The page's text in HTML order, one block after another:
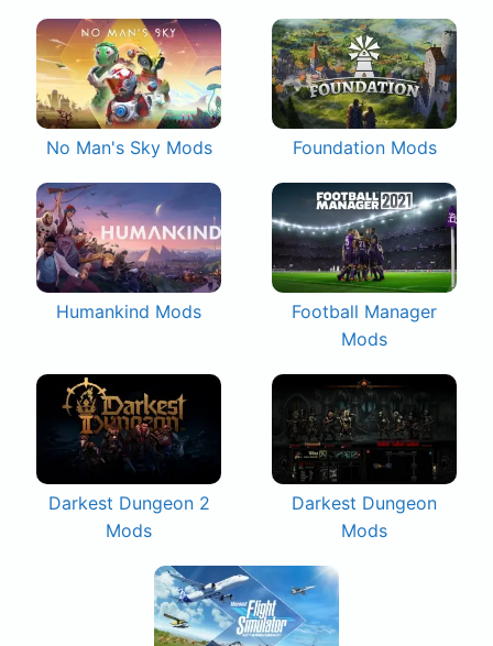
No Man's Sky Mods Foundation Mods
Humankind Mods
Football Manager
Mods
Darkest Dungeon 2
Mods
Darkest Dungeon
Mods